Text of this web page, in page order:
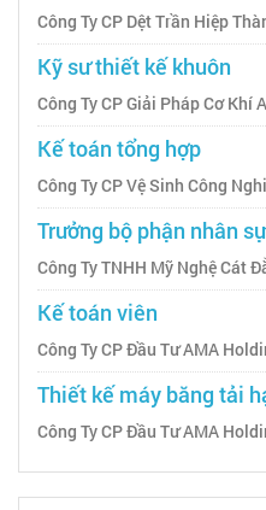
Công Ty CP Dệt Trần Hiệp
Kỹ sư thiết kế khuôn
Công Ty CP Giải Pháp Cơ Khí
Kế toán tổng hợp
Công Ty CP Vệ Sinh Công
Trưởng bộ phận nhân sự
Công Ty TNHH Mỹ Nghệ Cát
Kế toán viên
Công Ty CP Đầu Tư AMA
Thiết kế máy băng tải
Công Ty CP Đầu Tư AMA